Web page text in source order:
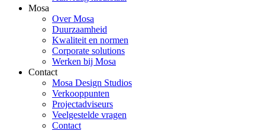
Mosa
Over Mosa
Duurzaamheid
Kwaliteit en normen
Corporate solutions
Werken bij Mosa
Contact
Mosa Design Studios
Verkooppunten
Projectadviseurs
Veelgestelde vragen
Contact